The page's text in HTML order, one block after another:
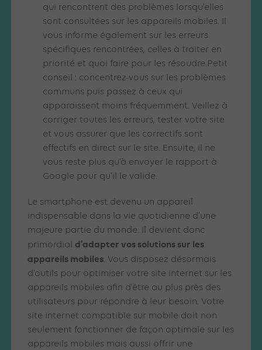
qui rencontrent des problèmes lorsqu’elles
sont consultées sur les appareils mobiles. Il
vous informe également sur les erreurs
spécifiques rencontrées, celles à traiter en
priorité et quoi faire pour les résoudre.Petit
conseil : concentrez-vous sur les problèmes
communs puis passez à ceux qui
apparaissent moins fréquemment. Veillez à
corriger toutes les erreurs, tester votre site
et vous assurer que les correctifs sont
effectifs en direct sur le site. Ensuite, il ne
vous reste plus qu’à envoyer le rapport à
Google pour qu’il le valide.
Le smartphone est devenu un appareil
indispensable dans la vie quotidienne d’une
majeure partie du monde. Il devient donc
primordial d’adapter vos solutions sur les
appareils mobiles. Vous disposez désormais
d’outils pour optimiser votre site internet sur les
appareils mobiles afin d’être au plus près des
utilisateurs pour répondre à leur besoin. Votre
site internet compatible sur mobile doit non
seulement fonctionner de façon optimale sur les
appareils mobiles mais aussi offrir une